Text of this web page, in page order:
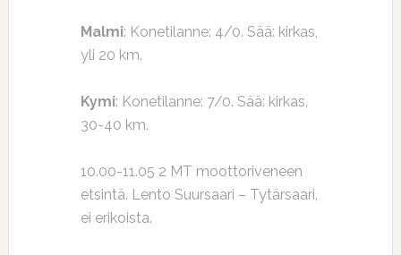
Malmi: Konetilanne: 4/0. Sää: kirkas,
yli 20 km.
Kymi: Konetilanne: 7/0. Sää: kirkas,
30-40 km.
10.00-11.05 2 MT moottoriveneen
etsintä. Lento Suursaari – Tytärsaari,
ei erikoista.